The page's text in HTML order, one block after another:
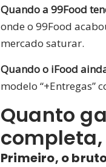
Quando a 99Food
onde o 99Food
mercado saturar.
Quando o iFood
modelo “+Entregas”
Quanto
Primeiro, o